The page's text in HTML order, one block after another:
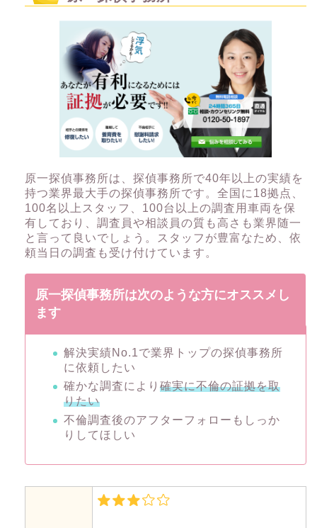
原一探偵事務所は、探偵事務所で40年以上の実績を
持つ業界最大手の探偵事務所です。全国に18拠点、
100名以上スタッフ、100台以上の調査用車両を保
有しており、調査員や相談員の質も高さも業界随一
と言って良いでしょう。スタッフが豊富なため、依
頼当日の調査も受け付けています。
原一探偵事務所は次のような方にオススメし
ます
解決実績No.1で業界トップの探偵事務所
に依頼したい
確かな調査により 確実に不倫の証拠を取
りたい
不倫調査後のアフターフォローもしっか
りしてほしい